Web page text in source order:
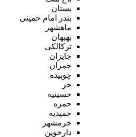
بستان
بندر امام خمینی
ماهشهر
بهبهان
ترکالکی
جایزان
چمران
چوبیده
حر
حسینیه
حمزه
حمیدیه
خرمشهر
دارخوین